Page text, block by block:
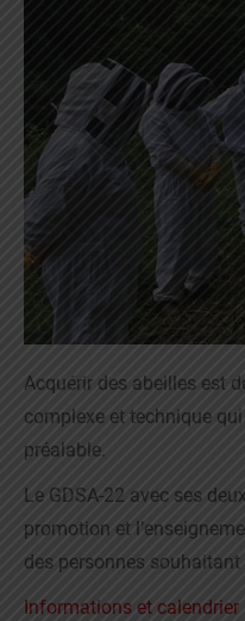
Acquérir des abeilles est
complexe et technique
préalable.
Le GDSA-22 avec ses
promotion et
des personnes souhaitant
Informations et calendrier